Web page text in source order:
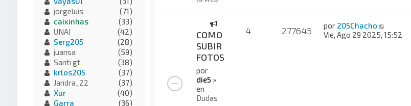
COMO
SUBIR
FOTOS
por
die5 »
en
Dudas
4 277645 por 205Chacho
Vie, Ago 29 2025, 15:52
jorgeluis
(71)
caixinhas
(33)
UNAI
(42)
Serg205
(28)
juansa
(59)
Santi gt
(38)
krlos205
(37)
Jandra_22
(37)
Xur
(40)
Garra
(36)